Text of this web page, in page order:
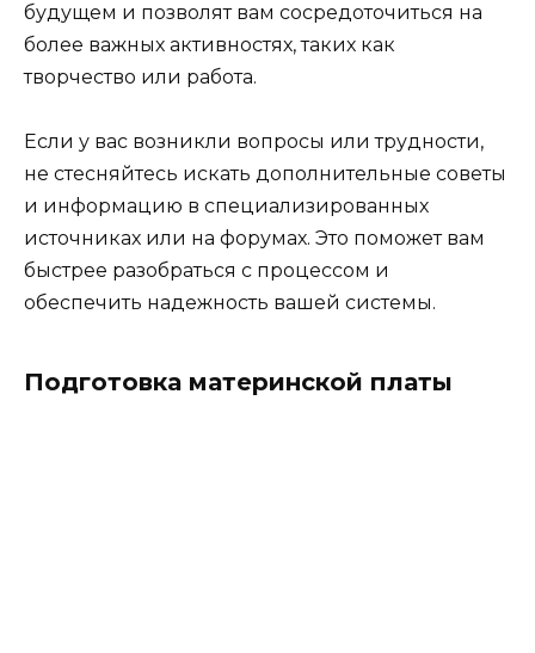
будущем и позволят вам сосредоточиться на
более важных активностях, таких как
творчество или работа.
Если у вас возникли вопросы или трудности,
не стесняйтесь искать дополнительные советы
и информацию в специализированных
источниках или на форумах. Это поможет вам
быстрее разобраться с процессом и
обеспечить надежность вашей системы.
Подготовка материнской платы